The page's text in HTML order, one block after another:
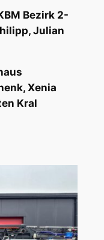
Bezirk 2-
Julian
Xenia
Kral